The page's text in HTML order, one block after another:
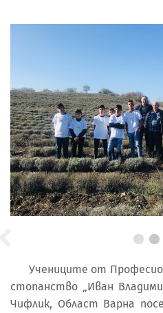
Учениците от
стопанство „Иван
Чифлик, Област Варна